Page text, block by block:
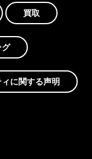
買取
に関する声明